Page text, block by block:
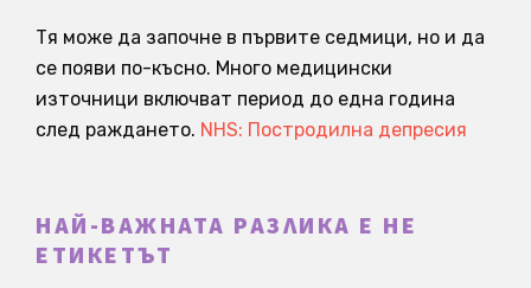
Тя може да започне в първите седмици, но и да
се появи по-късно. Много медицински
източници включват период до една година
след раждането. NHS: Постродилна депресия
НАЙ-ВАЖНАТА РАЗЛИКА Е НЕ
ЕТИКЕТЪТ